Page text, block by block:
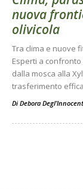
nuova
olivicola
Tra clima e nuove
Esperti a
dalla mosca alla
trasferimento
Di Debora